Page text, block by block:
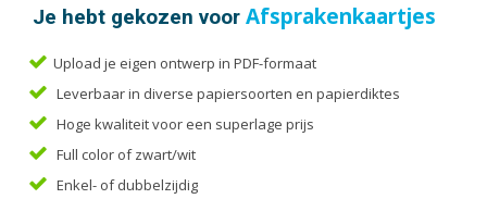
Notitieblokken
Portfolio
Posters
Programmaboekjes
Rapporten/Verslagen
Rouwkaarten
Je hebt gekozen voorAfsprakenkaartjes
Upload je eigen ontwerp in PDF-formaat
Leverbaar in diverse papiersoorten en papierdiktes
Hoge kwaliteit voor een superlage prijs
Full color of zwart/wit
Enkel- of dubbelzijdig